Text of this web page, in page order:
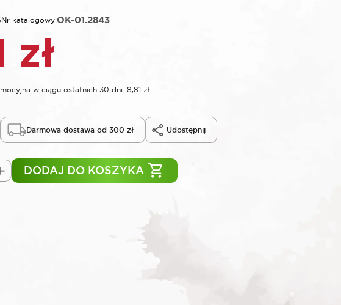
Nr katalogowy:OK-01.2843
zł
w ciągu ostatnich 30 dni: 8,81 zł
Darmowa dostawa od 300 zł Udostępnij
DODAJ DO KOSZYKA